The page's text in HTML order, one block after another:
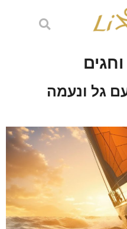
גל ונעמה